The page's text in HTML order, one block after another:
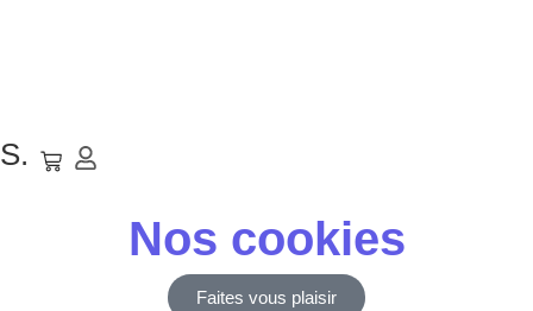
S.
Nos cookies
Faites vous plaisir